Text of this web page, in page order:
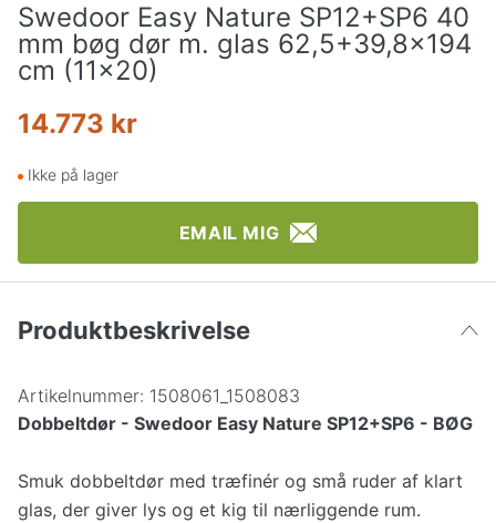
Swedoor Easy Nature SP12+SP6 40
mm bøg dør m. glas 62,5+39,8x194
cm (11x20)
14.773 kr
Ikke på lager
EMAIL MIG
Produktbeskrivelse
Artikelnummer: 1508061_1508083
Dobbeltdør - Swedoor Easy Nature SP12+SP6 - BØG
Smuk dobbeltdør med træfinér og små ruder af klart
glas, der giver lys og et kig til nærliggende rum.